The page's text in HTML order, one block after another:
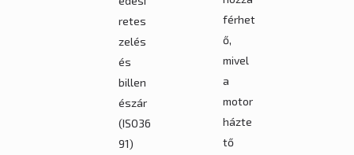
retes
zelés
és
billen
észár
(ISO36
91)
férhet
ő,
mivel
a
motor
házte
tő